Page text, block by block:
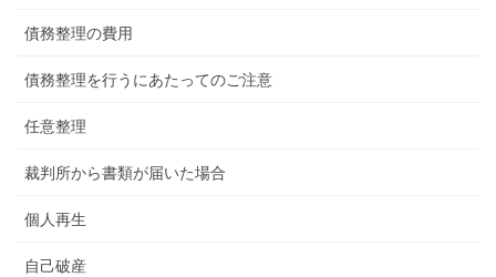
債務整理の費用
債務整理を行うにあたってのご注意
任意整理
裁判所から書類が届いた場合
個人再生
自己破産